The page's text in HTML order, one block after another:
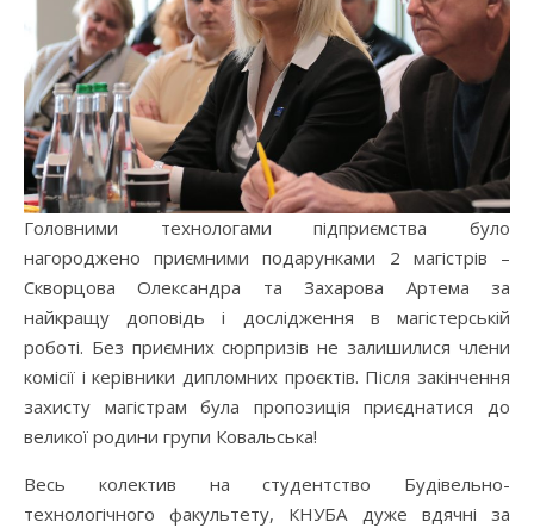
Головними технологами підприємства було
нагороджено приємними подарунками 2 магістрів –
Скворцова Олександра та Захарова Артема за
найкращу доповідь і дослідження в магістерській
роботі. Без приємних сюрпризів не залишилися члени
комісії і керівники дипломних проєктів. Після закінчення
захисту магістрам була пропозиція приєднатися до
великої родини групи Ковальська!
Весь колектив на студентство Будівельно-
технологічного факультету, КНУБА дуже вдячні за